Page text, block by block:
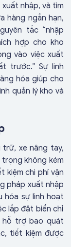
nhập, và tìm
hàng ngắn hạn,
tắc “nhập
hợp cho kho
vào việc xuất
trước.” Sự linh
hóa giúp cho
quản lý kho và
xe nâng tay,
không kém
kiệm chi phí vận
pháp xuất nhập
hóa sự linh hoạt
lắp đặt biển chỉ
hỗ trợ bao quát
tiết kiệm được